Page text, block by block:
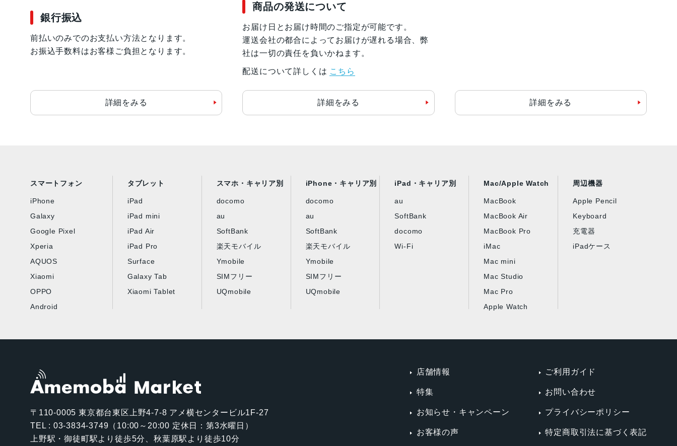
銀行振込
前払いのみでのお支払い方法となります。
お振込手数料はお客様ご負担となります。
詳細をみる
商品の発送について
お届け日とお届け時間のご指定が可能です。
運送会社の都合によってお届けが遅れる場合、弊
社は一切の責任を負いかねます。
配送について詳しくは こちら
詳細をみる 詳細をみる
スマートフォン
iPhone
Galaxy
Google Pixel
Xperia
AQUOS
Xiaomi
OPPO
Android
タブレット
iPad
iPad mini
iPad Air
iPad Pro
Surface
Galaxy Tab
Xiaomi Tablet
スマホ・キャリア別
docomo
au
SoftBank
楽天モバイル
Ymobile
SIMフリー
UQmobile
iPhone・キャリア別
docomo
au
SoftBank
楽天モバイル
Ymobile
SIMフリー
UQmobile
iPad・キャリア別
au
SoftBank
docomo
Wi-Fi
Mac/Apple Watch
MacBook
MacBook Air
MacBook Pro
iMac
Mac mini
Mac Studio
Mac Pro
Apple Watch
周辺機器
Apple Pencil
Keyboard
充電器
iPadケース
〒110-0005 東京都台東区上野4-7-8 アメ横センタービル1F-27
TEL : 03-3834-3749（10:00～20:00 定休日：第3水曜日）
上野駅・御徒町駅より徒歩5分、秋葉原駅より徒歩10分
店舗情報
特集
お知らせ・キャンペーン
お客様の声
ご利用ガイド
お問い合わせ
プライバシーポリシー
特定商取引法に基づく表記